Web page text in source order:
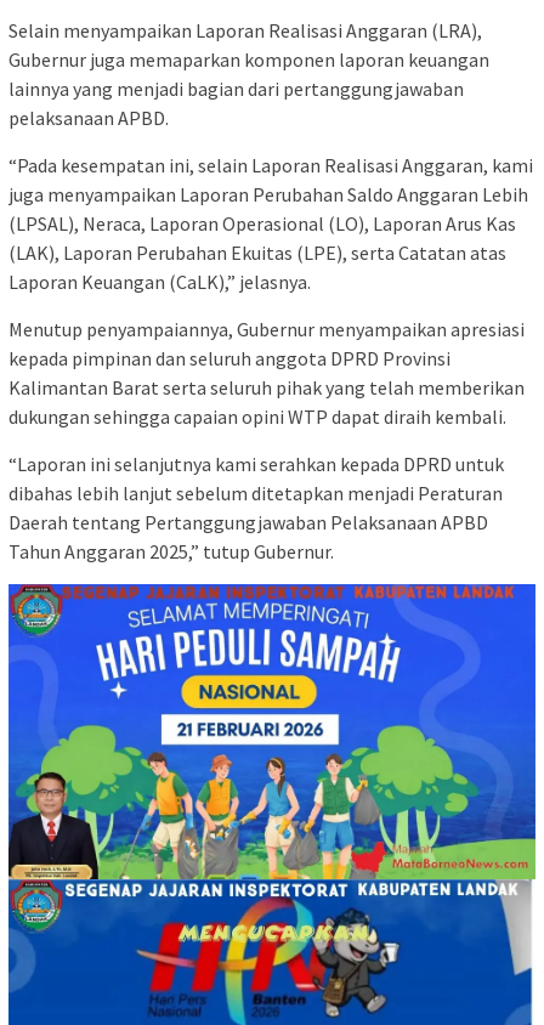
Selain menyampaikan Laporan Realisasi Anggaran (LRA),
Gubernur juga memaparkan komponen laporan keuangan
lainnya yang menjadi bagian dari pertanggungjawaban
pelaksanaan APBD.
“Pada kesempatan ini, selain Laporan Realisasi Anggaran, kami
juga menyampaikan Laporan Perubahan Saldo Anggaran Lebih
(LPSAL), Neraca, Laporan Operasional (LO), Laporan Arus Kas
(LAK), Laporan Perubahan Ekuitas (LPE), serta Catatan atas
Laporan Keuangan (CaLK),” jelasnya.
Menutup penyampaiannya, Gubernur menyampaikan apresiasi
kepada pimpinan dan seluruh anggota DPRD Provinsi
Kalimantan Barat serta seluruh pihak yang telah memberikan
dukungan sehingga capaian opini WTP dapat diraih kembali.
“Laporan ini selanjutnya kami serahkan kepada DPRD untuk
dibahas lebih lanjut sebelum ditetapkan menjadi Peraturan
Daerah tentang Pertanggungjawaban Pelaksanaan APBD
Tahun Anggaran 2025,” tutup Gubernur.